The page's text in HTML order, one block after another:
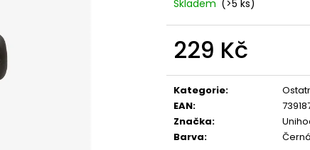
Skladem (>5 ks)
229 Kč
cena:
Kategorie:
EAN:
Značka:
Barva: Černá